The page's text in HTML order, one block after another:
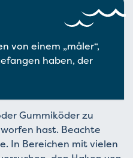
von einem „måler“,
haben, der
Gummiköder zu
hast. Beachte
In Bereichen mit vielen